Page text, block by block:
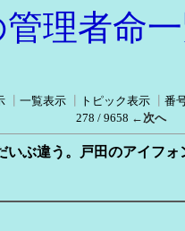
理者命
一覧表示 トピック表示
番
278 / 9658 ←次へ
いぶ違う。戸田のアイフ